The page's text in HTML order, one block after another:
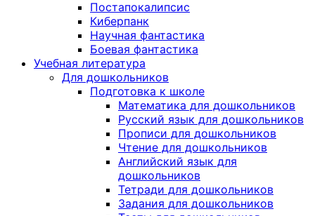
Постапокалипсис
Киберпанк
Научная фантастика
Боевая фантастика
Учебная литература
Для дошкольников
Подготовка к школе
Математика для дошкольников
Русский язык для дошкольников
Прописи для дошкольников
Чтение для дошкольников
Английский язык для
дошкольников
Тетради для дошкольников
Задания для дошкольников